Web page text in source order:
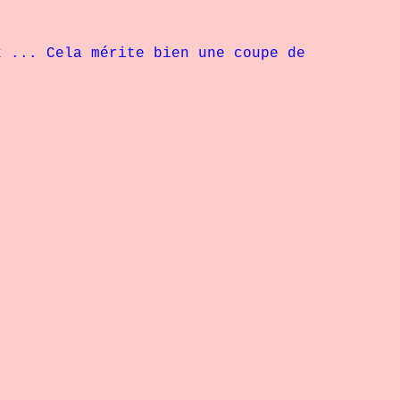
Cela mérite bien une coupe de